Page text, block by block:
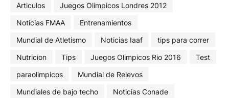
Articulos
Juegos Olimpicos Londres 2012
Noticias FMAA
Entrenamientos
Mundial de Atletismo
Noticias Iaaf
tips para correr
Nutricion
Tips Juegos Olimpicos Rio 2016
Test
paraolimpicos
Mundial de Relevos
Mundiales de bajo techo
Noticias Conade